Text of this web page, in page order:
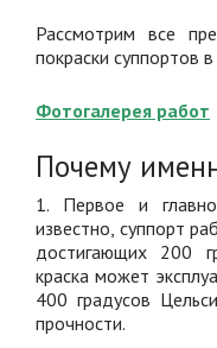
Рассмотрим все
покраски суппортов
Фотогалерея работ
Почему
1. Первое и
известно, суппорт
достигающих 200
краска может
400 градусов
прочности.